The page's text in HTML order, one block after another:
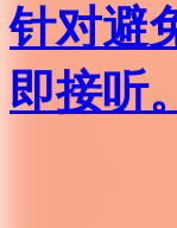
针对避
即接听。